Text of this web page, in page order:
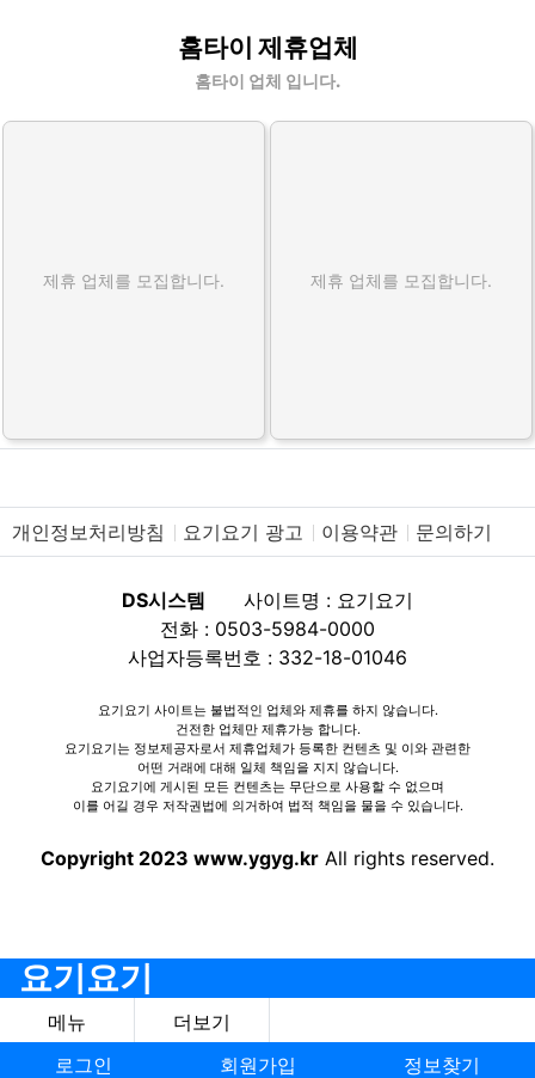
홈타이 제휴업체
홈타이 업체 입니다.
제휴 업체를 모집합니다. 제휴 업체를 모집합니다.
개인정보처리방침 요기요기 광고 이용약관 문의하기
DS시스템
사이트명 : 요기요기
전화 : 0503-5984-0000
사업자등록번호 : 332-18-01046
요기요기 사이트는 불법적인 업체와 제휴를 하지 않습니다.
건전한 업체만 제휴가능 합니다.
요기요기는 정보제공자로서 제휴업체가 등록한 컨텐츠 및 이와 관련한
어떤 거래에 대해 일체 책임을 지지 않습니다.
요기요기에 게시된 모든 컨텐츠는 무단으로 사용할 수 없으며
이를 어길 경우 저작권법에 의거하여 법적 책임을 물을 수 있습니다.
Copyright 2023 www.ygyg.kr All rights reserved.
요기요기
메뉴
더보기
로그인
회원가입 정보찾기